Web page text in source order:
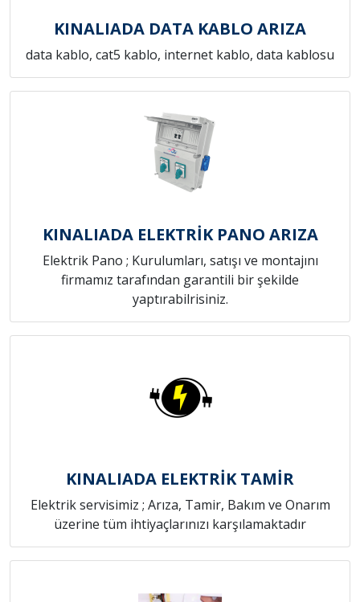
KINALIADA DATA KABLO ARIZA
data kablo, cat5 kablo, internet kablo, data kablosu
KINALIADA ELEKTRİK PANO ARIZA
Elektrik Pano ; Kurulumları, satışı ve montajını
firmamız tarafından garantili bir şekilde
yaptırabilrisiniz.
KINALIADA ELEKTRİK TAMİR
Elektrik servisimiz ; Arıza, Tamir, Bakım ve Onarım
üzerine tüm ihtiyaçlarınızı karşılamaktadır